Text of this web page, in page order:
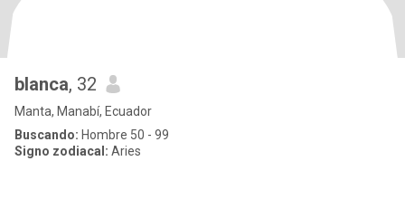
blanca, 32
Manta, Manabí, Ecuador
Buscando: Hombre 50 - 99
Signo zodiacal: Aries